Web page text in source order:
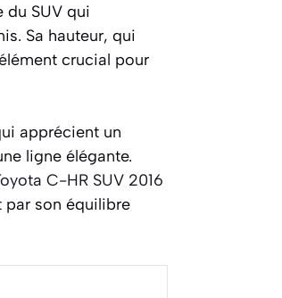
du SUV qui
Sa hauteur, qui
crucial pour
apprécient un
ligne élégante.
C-HR SUV 2016
son équilibre